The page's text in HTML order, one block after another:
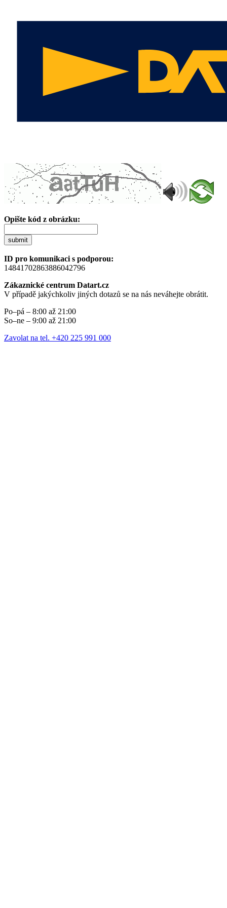
Opište kód z obrázku:
submit
ID pro komunikaci s podporou:
14841702863886042796
Zákaznické centrum Datart.cz
V případě jakýchkoliv jiných dotazů se na nás neváhejte obrátit.
Po–pá – 8:00 až 21:00
So–ne – 9:00 až 21:00
Zavolat na tel. +420 225 991 000